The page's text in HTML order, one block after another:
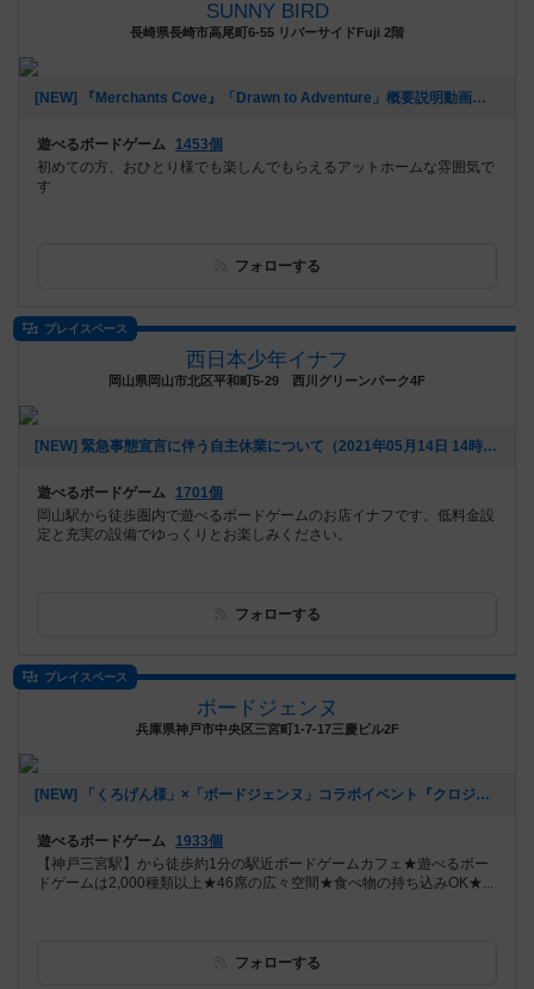
SUNNY BIRD
長崎県長崎市高尾町6-55 リバーサイドFuji 2階
[NEW] 『Merchants Cove』「Drawn to Adventure」概要説明動画アップしました。（2021年06月09日 16時06分）
遊べるボードゲーム
1453個
初めての方、おひとり様でも楽しんでもらえるアットホームな雰囲気で
す
フォローする
プレイスペース
西日本少年イナフ
岡山県岡山市北区平和町5-29 西川グリーンパーク4F
[NEW] 緊急事態宣言に伴う自主休業について（2021年05月14日 14時23分）
遊べるボードゲーム
1701個
岡山駅から徒歩圏内で遊べるボードゲームのお店イナフです。低料金設
定と充実の設備でゆっくりとお楽しみください。
フォローする
プレイスペース
ボードジェンヌ
兵庫県神戸市中央区三宮町1-7-17三慶ビル2F
[NEW] 「くろげん様」×「ボードジェンヌ」コラボイベント『クロジェンヌ会』（2021年02月13日 14時21分）
遊べるボードゲーム
1933個
【神戸三宮駅】から徒歩約1分の駅近ボードゲームカフェ★遊べるボー
ドゲームは2,000種類以上★46席の広々空間★食べ物の持ち込みOK★...
フォローする